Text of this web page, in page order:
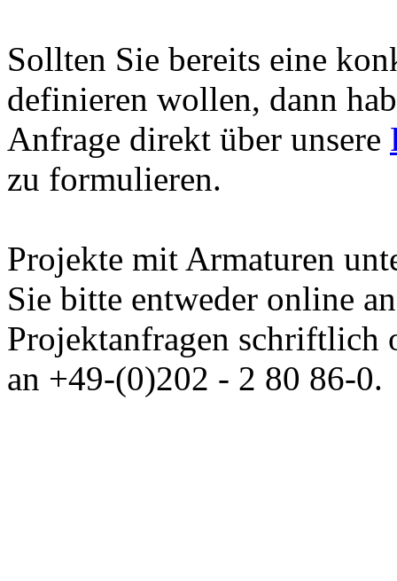
Sollten Sie bereits eine
definieren wollen, dann
Anfrage direkt über unsere
zu formulieren.
Projekte mit Armaturen
Sie bitte entweder online
Projektanfragen schriftlich
an +49-(0)202 - 2 80 86-0.